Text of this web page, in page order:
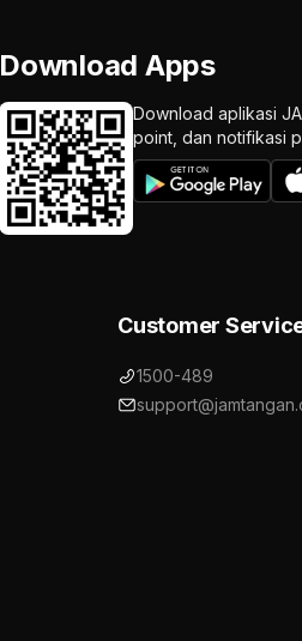
Download Apps
Download aplikasi
point, dan notifikasi
Customer
1500-489